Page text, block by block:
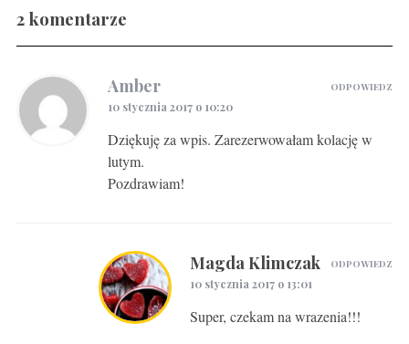
Gravlax w ginie
2 komentarze
Amber
10 stycznia 2017 o 10:20
Dziękuję za wpis. Zarezerwowałam kolację w
lutym.
Pozdrawiam!
ODPOWIEDZ
Magda Klimczak
10 stycznia 2017 o 13:01
Super, czekam na wrazenia!!!
ODPOWIEDZ